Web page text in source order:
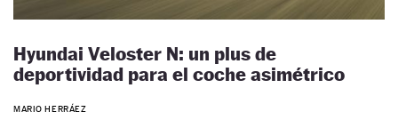
Hyundai Veloster N: un plus de
deportividad para el coche asimétrico
MARIO HERRÁEZ